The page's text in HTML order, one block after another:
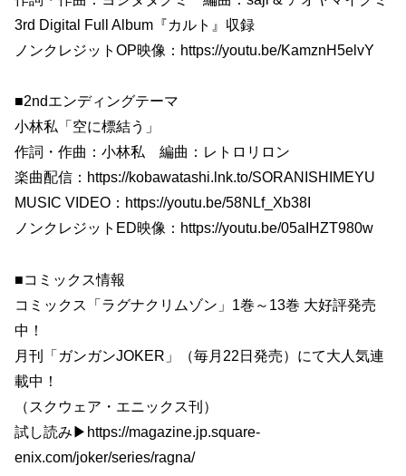
3rd Digital Full Album『カルト』収録
ノンクレジットOP映像：https://youtu.be/KamznH5elvY
■2ndエンディングテーマ
小林私「空に標結う」
作詞・作曲：小林私 編曲：レトロリロン
楽曲配信：https://kobawatashi.lnk.to/SORANISHIMEYU
MUSIC VIDEO：https://youtu.be/58NLf_Xb38I
ノンクレジットED映像：https://youtu.be/05aIHZT980w
■コミックス情報
コミックス「ラグナクリムゾン」1巻～13巻 大好評発売
中！
月刊「ガンガンJOKER」（毎月22日発売）にて大人気連
載中！
（スクウェア・エニックス刊）
試し読み▶︎https://magazine.jp.square-
enix.com/joker/series/ragna/